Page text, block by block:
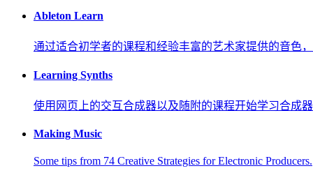
Ableton Learn
通过适合初学者的课程和经验丰富的艺术家提供的音色，
Learning Synths
使用网页上的交互合成器以及随附的课程开始学习合成器
Making Music
Some tips from 74 Creative Strategies for Electronic Producers.